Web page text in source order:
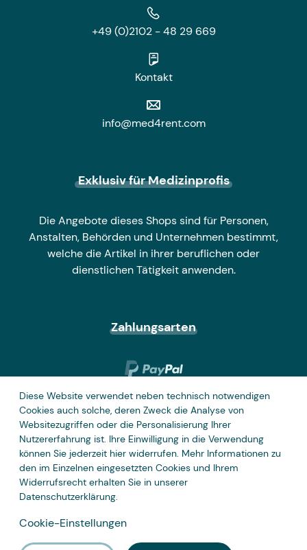
+49 (0)2102 - 48 29 669
Kontakt
info@med4rent.com
Exklusiv für Medizinprofis
Die Angebote dieses Shops sind für Personen,
Anstalten, Behörden und Unternehmen bestimmt,
welche die Artikel in ihrer beruflichen oder
dienstlichen Tätigkeit anwenden.
Zahlungsarten
Diese Website verwendet neben technisch notwendigen
Cookies auch solche, deren Zweck die Analyse von
Websitezugriffen oder die Personalisierung Ihrer
Nutzererfahrung ist. Ihre Einwilligung in die Verwendung
können Sie jederzeit hier widerrufen. Mehr Informationen zu
den im Einzelnen eingesetzten Cookies und Ihrem
Widerrufsrecht erhalten Sie in unserer
Datenschutzerklärung.
Cookie-Einstellungen